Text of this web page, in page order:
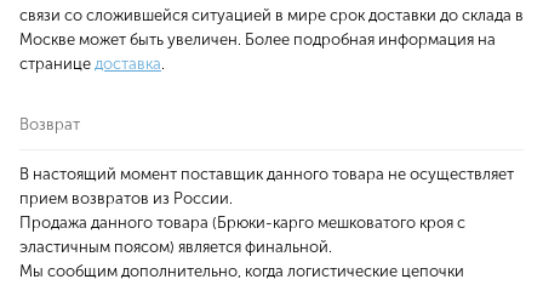
связи со сложившейся ситуацией в мире срок доставки до склада в
Москве может быть увеличен. Более подробная информация на
странице доставка.
Возврат
В настоящий момент поставщик данного товара не осуществляет
прием возвратов из России.
Продажа данного товара (Брюки-карго мешковатого кроя с
эластичным поясом) является финальной.
Мы сообщим дополнительно, когда логистические цепочки